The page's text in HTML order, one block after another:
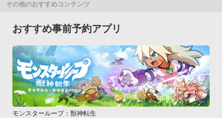
その他のおすすめコンテンツ
おすすめ事前予約アプリ
モンスターループ：獣神転生